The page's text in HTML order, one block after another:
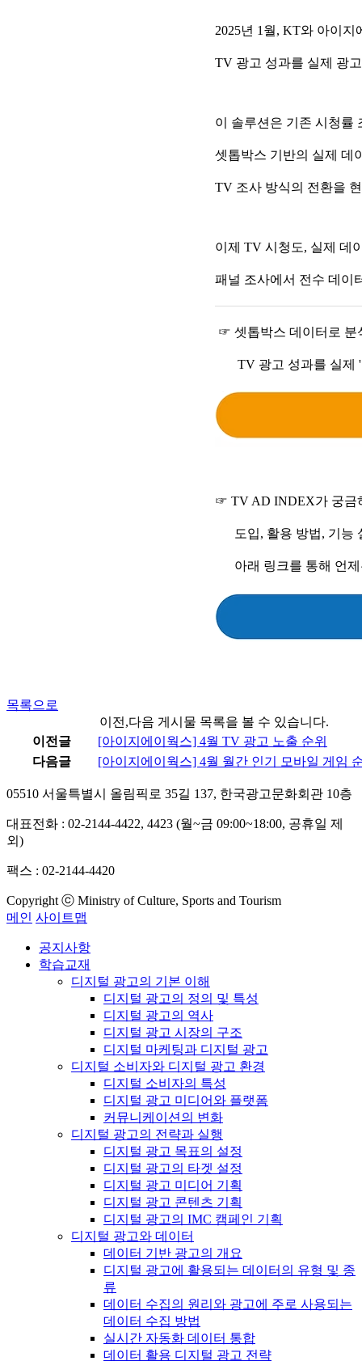
2025년 1월, KT와 아이
TV 광고 성과를 실제 광
이 솔루션은 기존 시청률
셋톱박스 기반의 실제 데
TV 조사 방식의 전환을
이제 TV 시청도, 실제 데
패널 조사에서 전수 데이
☞ 셋톱박스 데이터로 분
TV 광고 성과를 실제 '
☞ TV AD INDEX가 궁금
도입, 활용 방법, 기능
아래 링크를 통해 언제
목록으로
이전,다음 게시물 목록을 볼 수 있습니다.
이전글
[아이지에이웍스] 4월 TV 광고 노출 순위
다음글
[아이지에이웍스] 4월 월간 인기 모바일 게임
05510 서울특별시 올림픽로 35길 137, 한국광고문화회관 10층
대표전화 : 02-2144-4422, 4423 (월~금 09:00~18:00, 공휴일 제
외)
팩스 : 02-2144-4420
Copyright ⓒ Ministry of Culture, Sports and Tourism
메인 사이트맵
공지사항
학습교재
디지털 광고의 기본 이해
디지털 광고의 정의 및 특성
디지털 광고의 역사
디지털 광고 시장의 구조
디지털 마케팅과 디지털 광고
디지털 소비자와 디지털 광고 환경
디지털 소비자의 특성
디지털 광고 미디어와 플랫폼
커뮤니케이션의 변화
디지털 광고의 전략과 실행
디지털 광고 목표의 설정
디지털 광고의 타겟 설정
디지털 광고 미디어 기획
디지털 광고 콘텐츠 기획
디지털 광고의 IMC 캠페인 기획
디지털 광고와 데이터
데이터 기반 광고의 개요
디지털 광고에 활용되는 데이터의 유형 및 종
류
데이터 수집의 원리와 광고에 주로 사용되는
데이터 수집 방법
실시간 자동화 데이터 통합
데이터 활용 디지털 광고 전략